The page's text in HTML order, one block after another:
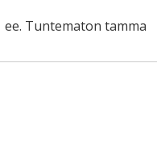
ee. Tuntematon tamma